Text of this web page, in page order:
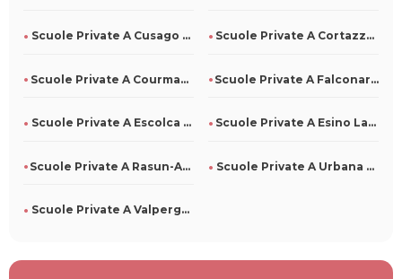
Scuole Private A Cusago Per Tutti Scuole Private A Cortazzone Per Tutti
Scuole Private A Courmayeur Per Tutti Scuole Private A Falconara Albanese Per Tutti
Scuole Private A Escolca Per Tutti Scuole Private A Esino Lario Per Tutti
Scuole Private A Rasun-Anterselva Per Tutti Scuole Private A Urbana Per Tutti
Scuole Private A Valperga Per Tutti